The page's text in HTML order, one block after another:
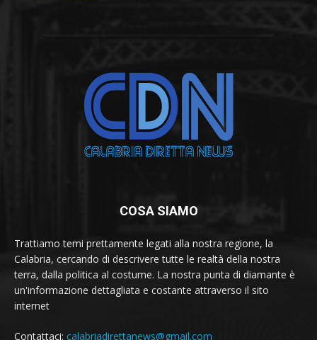
COSA SIAMO
Trattiamo temi prettamente legati alla nostra regione, la
Calabria, cercando di descrivere tutte le realtà della nostra
terra, dalla politica al costume. La nostra punta di diamante è
un'informazione dettagliata e costante attraverso il sito
internet
Contattaci: calabriadirettanews@gmail.com